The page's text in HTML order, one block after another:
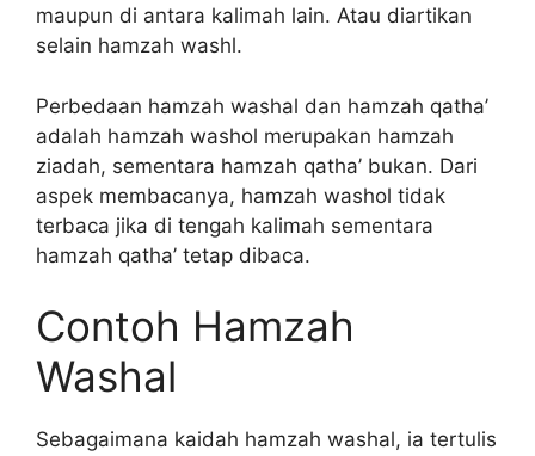
maupun di antara kalimah lain. Atau diartikan
selain hamzah washl.
Perbedaan hamzah washal dan hamzah qatha’
adalah hamzah washol merupakan hamzah
ziadah, sementara hamzah qatha’ bukan. Dari
aspek membacanya, hamzah washol tidak
terbaca jika di tengah kalimah sementara
hamzah qatha’ tetap dibaca.
Contoh Hamzah
Washal
Sebagaimana kaidah hamzah washal, ia tertulis